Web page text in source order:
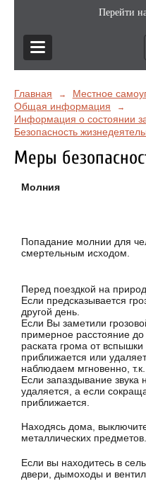
Перейти
Главная → Местное
Общая информация →
Информация о состоянии
Безопасность
Меры
Молния
Попадание молнии для
смертельным исходом.
Перед поездкой на
Если предсказывается
дру­гой день.
Если Вы заметили
примерное расстояние
раската грома от
приближается или
наблюдаем мгновенно,
Если запаздывание звука
удаляется, а если
приближается.
Находясь дома,
металлических предметов.
Если вы находитесь в
двери, дымоходы и